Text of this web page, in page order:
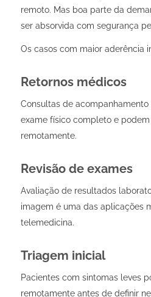
remoto. Mas boa parte da
ser absorvida com segurança
Os casos com maior aderência
Retornos médicos
Consultas de
exame físico completo e
remotamente.
Revisão de exames
Avaliação de resultados
imagem é uma das aplicações
telemedicina.
Triagem inicial
Pacientes com sintomas leves
remotamente antes de definir